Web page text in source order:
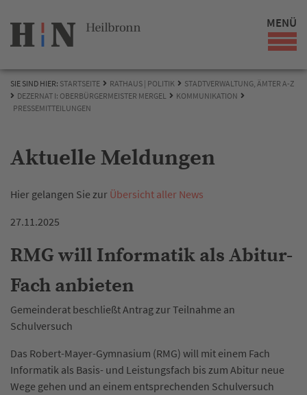
MENÜ
SIE SIND HIER: STARTSEITE RATHAUS | POLITIK
STADTVERWALTUNG, ÄMTER A-Z
DEZERNAT I: OBERBÜRGERMEISTER MERGEL
KOMMUNIKATION
PRESSEMITTEILUNGEN
Aktuelle Meldungen
Hier gelangen Sie zur Übersicht aller News
27.11.2025
RMG will Informatik als Abitur-
Fach anbieten
Gemeinderat beschließt Antrag zur Teilnahme an
Schulversuch
Das Robert-Mayer-Gymnasium (RMG) will mit einem Fach
Informatik als Basis- und Leistungsfach bis zum Abitur neue
Wege gehen und an einem entsprechenden Schulversuch